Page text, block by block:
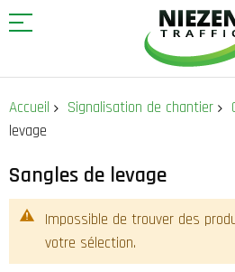
contenu
Accueil Signalisation de chantier
levage
Sangles de levage
Impossible de trouver des
votre sélection.